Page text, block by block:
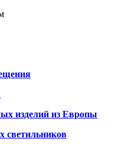
изделий из Европы
светильников